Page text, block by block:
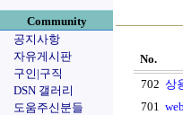
Community
공지사항
자유게시판
구인|구직
DSN 갤러리
도움주신분들
No.
702 상
701